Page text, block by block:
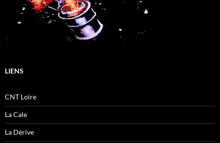
LIENS
CNT Loire
La Cale
La Dérive